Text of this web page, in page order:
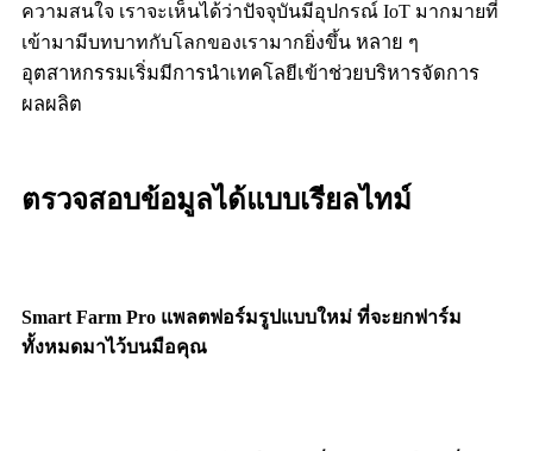
ความสนใจ เราจะเห็นได้ว่าปัจจุบันมีอุปกรณ์ IoT มากมายที่
เข้ามามีบทบาทกับโลกของเรามากยิ่งขึ้น หลาย ๆ
อุตสาหกรรมเริ่มมีการนำเทคโลยีเข้าช่วยบริหารจัดการ
ผลผลิต
ตรวจสอบข้อมูลได้แบบเรียลไทม์
Smart Farm Pro แพลตฟอร์มรูปแบบใหม่ ที่จะยกฟาร์ม
ทั้งหมดมาไว้บนมือคุณ